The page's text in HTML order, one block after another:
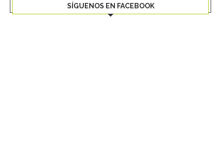
SÍGUENOS EN FACEBOOK